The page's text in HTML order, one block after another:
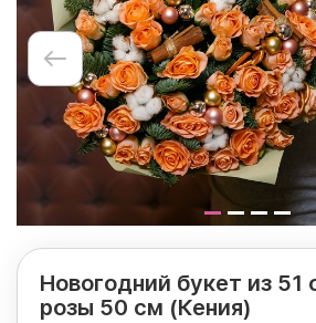
Новогодний букет из 51
розы 50 см (Кения)